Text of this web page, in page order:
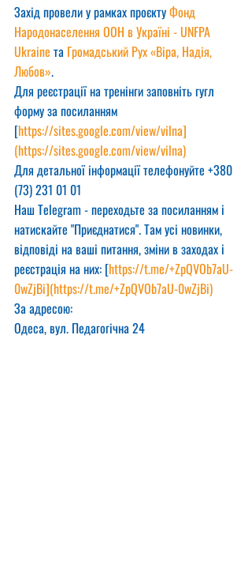
Захід провели у рамках проєкту Фонд
Народонаселення ООН в Україні - UNFPA
Ukraine та Громадський Рух «Віра, Надія,
Любов».
Для реєстрації на тренінги заповніть гугл
форму за посиланням
[https://sites.google.com/view/vilna]
(https://sites.google.com/view/vilna)
Для детальної інформації телефонуйте +380
(73) 231 01 01
Наш Telegram - переходьте за посиланням і
натискайте "Приєднатися". Там усі новинки,
відповіді на ваші питання, зміни в заходах і
реєстрація на них: [https://t.me/+ZpQVOb7aU-
0wZjBi](https://t.me/+ZpQVOb7aU-0wZjBi)
За адресою:
Одеса, вул. Педагогічна 24